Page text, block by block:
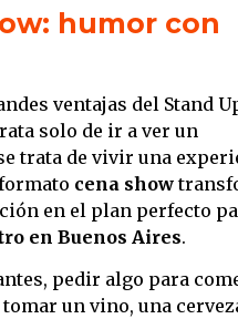
humor con
ventajas del Stand
solo de ir a ver un
trata de vivir una
cena show
en el plan perfecto
en Buenos Aires.
pedir algo para
un vino, una